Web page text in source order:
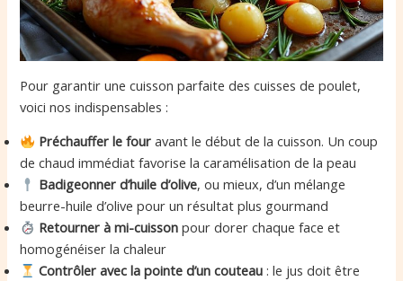
Pour garantir une cuisson parfaite des cuisses de poulet,
voici nos indispensables :
Préchauffer le four avant le début de la cuisson. Un coup
de chaud immédiat favorise la caramélisation de la peau
Badigeonner d’huile d’olive, ou mieux, d’un mélange
beurre-huile d’olive pour un résultat plus gourmand
Retourner à mi-cuisson pour dorer chaque face et
homogénéiser la chaleur
Contrôler avec la pointe d’un couteau : le jus doit être